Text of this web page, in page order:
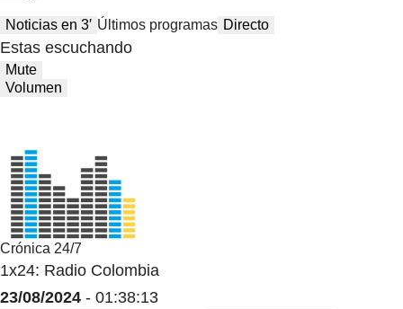
Noticias en 3′ Últimos programas Directo
Estas escuchando
Mute
Volumen
Crónica 24/7
1x24: Radio Colombia
23/08/2024 - 01:38:13